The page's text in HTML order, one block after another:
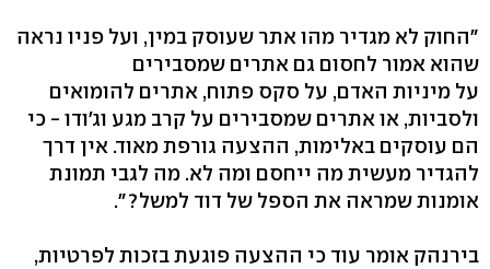
"החוק לא מגדיר מהו אתר שעוסק במין, ועל פניו נראה
שהוא אמור לחסום גם אתרים שמסבירים
על מיניות האדם, על סקס פתוח, אתרים להומואים
ולסביות, או אתרים שמסבירים על קרב מגע וג'ודו - כי
הם עוסקים באלימות, ההצעה גורפת מאוד. אין דרך
להגדיר מעשית מה ייחסם ומה לא. מה לגבי תמונת
אומנות שמראה את הספל של דוד למשל?".
בירנהק אומר עוד כי ההצעה פוגעת בזכות לפרטיות,